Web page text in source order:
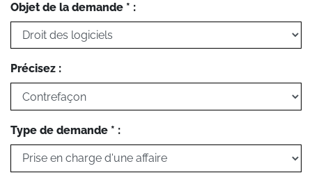
Objet de la demande * :
Précisez :
Type de demande * :